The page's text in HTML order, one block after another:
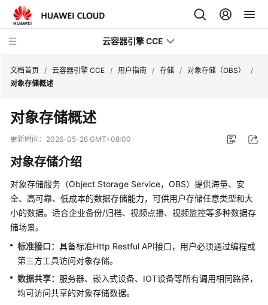
云容器引擎 CCE
最
动
态
服
务
公
告
产
品
介
文档首页 / 云容器引擎 CCE / 用户指南 / 存储 / 对象存储（OBS）
/
对象存储概述
对象存储概述
更新时间： 2026-05-26 GMT+08:00
对象存储介绍
对象存储服务（Object Storage Service，OBS）提供海量、安
全、高可靠、低成本的数据存储能力，可供用户存储任意类型和大
小的数据。适合企业备份/归档、视频点播、视频监控等多种数据存
储场景。
标准接口： 具备标准Http Restful API接口，用户必须通过编程或
第三方工具访问对象存储。
数据共享： 服务器、嵌入式设备、IOT设备等所有调用相同路径，
均可访问共享的对象存储数据。